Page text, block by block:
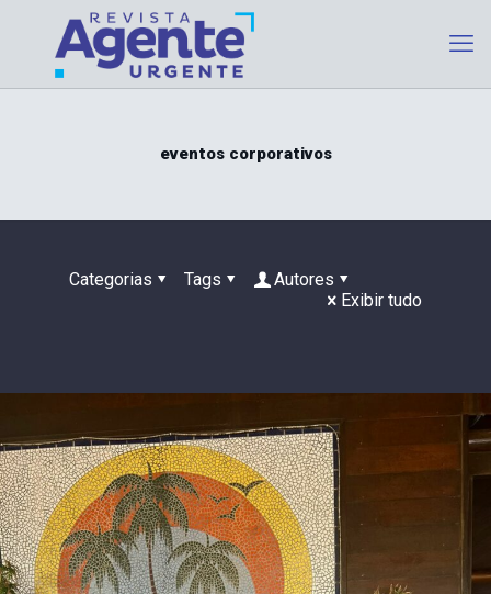
eventos corporativos
Categorias Tags
Autores
Exibir tudo